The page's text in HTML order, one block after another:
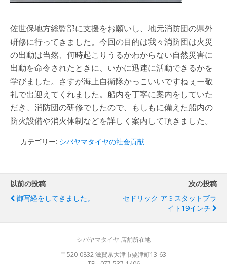
佐世保地方総監部に支援をお願いし、地元消防団の県外
研修に行ってきました。今回の目的は我々消防団は火災
の出動は当然、何時起こりうるかわからない自然災害に
出動を命令されたときに、いかに迅速に活動できるかを
学びました。さすが海上自衛隊かっこいいですねぇー敬
礼で出迎えてくれました。船内を丁寧に案内をしていた
だき、消防団の研修でしたので、もしもに備えた船内の
防火設備や消火体制などを詳しく案内して頂きました。
カテゴリー: シバヤマタイヤの社会貢献
以前の投稿
御写経をしてきました。
次の投稿
セドリック アミスタットブラ
イト19インチ
シバヤマタイヤ 店舗所在地
〒520-0832 滋賀県大津市粟津町13-63